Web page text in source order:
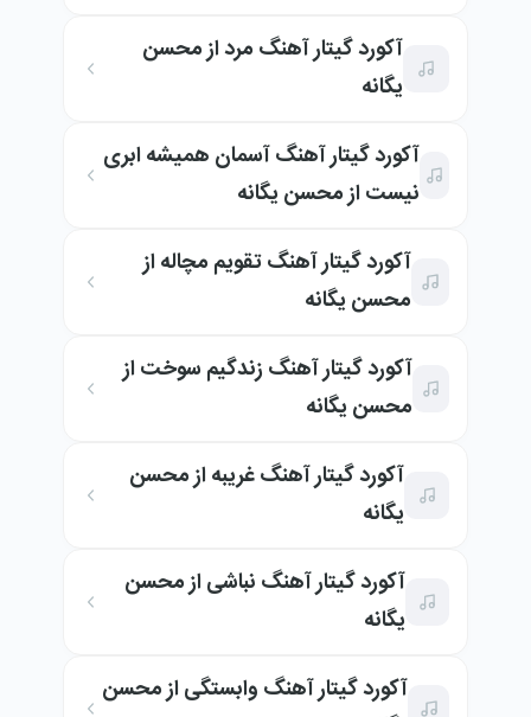
آکورد گیتار آهنگ مرد از محسن
یگانه
آکورد گیتار آهنگ آسمان همیشه ابری
نیست از محسن یگانه
آکورد گیتار آهنگ تقویم مچاله از
محسن یگانه
آکورد گیتار آهنگ زندگیم سوخت از
محسن یگانه
آکورد گیتار آهنگ غریبه از محسن
یگانه
آکورد گیتار آهنگ نباشی از محسن
یگانه
آکورد گیتار آهنگ وابستگی از محسن